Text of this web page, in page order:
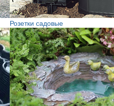
Розетки садовые